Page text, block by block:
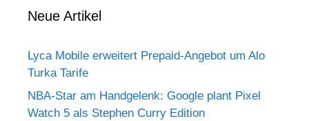
Neue Artikel
Lyca Mobile erweitert Prepaid-Angebot um Alo
Turka Tarife
NBA-Star am Handgelenk: Google plant Pixel
Watch 5 als Stephen Curry Edition